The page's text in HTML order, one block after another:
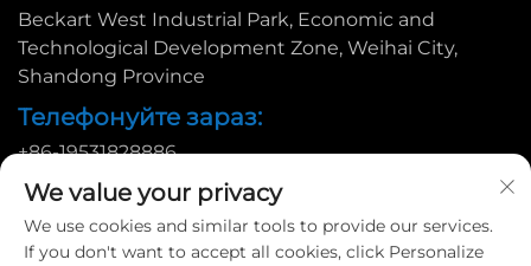
Beckart West Industrial Park, Economic and
Technological Development Zone, Weihai City,
Shandong Province
Телефонуйте зараз:
+86-19531828886
Ел. пошта:
[email protected]
We value your privacy
We use cookies and similar tools to provide our services.
If you don't want to accept all cookies, click Personalize